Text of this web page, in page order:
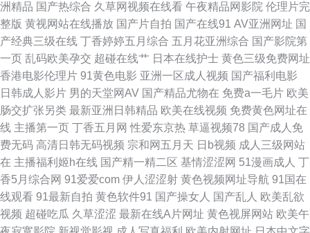
簧片网址 少妇安慰久久网站 抖阴成人免费观看 丝袜五月天激情 超碰再线99
男女靠逼国产 97超碰在线伊人 精品9热这里 日韩精品一二三 福利社老司机
日韩无码福利导航 成人日韩国产 青娱福利视频在线 91导航 国产三级片视频
亭亭五月综合 97资原总站 九九热这里只 日韩成人免费 91白丝网址 极品美女
激情网 日韩性爱网站 91免费观看破处 国产粉嫩网站 三级成人日韩 Av天堂资
源站 九九一AV 日韩视频秘 91入口在线观看 国产专区欧美 日本熟女色 91传
媒入口 丁香午夜影院 欧美性爱第七页 国产精品啪啪视频 91探花app 91最新
洲精品 国产热综合 久草网视频在线看 午夜精品网影院 伦理片完
整版 黄视网站在线播放 国产片自拍 国产在线91 AV亚洲网址 国
产经典三级在线 丁香婷婷五月综合 五月花亚洲综合 国产影院第
一页 乱码欧美孕交 超碰在线艹 日本在线护士 黄色三级免费网址
香港电影伦理片 91黄色电影 亚洲一区成人视频 国产福利电影
日韩成人影片 男的天堂网AV 国产精品尤物在 免费a一毛片 欧美
肠交扩张另类 最新亚洲日韩精品 欧美在线视频 免费黄色网址在
线 主播第一页 丁香五月网 性爱东京热 草逼视频78 国产成人免
费无码 高清日韩无码视频 宗和网五月天 日b视频 成人三级网站
在 主播福利姬h在线 国产精一精二区 基情涩涩网 51漫画成人 丁
香5月综合网 91爱爱com 伊人涩涩射 黄色视频网址导航 91国在
线观看 91最新自拍 黄色软件91 国产操女人 国产乱人 欧美乱欲
视频 超碰吃瓜 久草涩涩 最新在线A片网址 黄色视屏网站 欧美午